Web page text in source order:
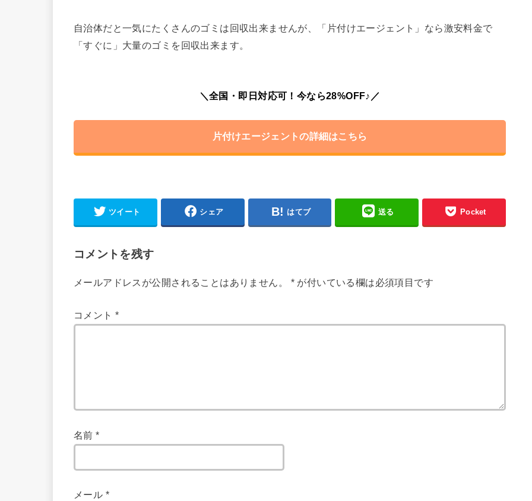
自治体だと一気にたくさんのゴミは回収出来ませんが、「片付けエージェント」なら激安料金で
「すぐに」大量のゴミを回収出来ます。
＼全国・即日対応可！今なら28%OFF♪／
片付けエージェントの詳細はこちら
ツイート シェア はてブ 送る Pocket
コメントを残す
メールアドレスが公開されることはありません。 *が付いている欄は必須項目です
コメント*
名前*
メール *